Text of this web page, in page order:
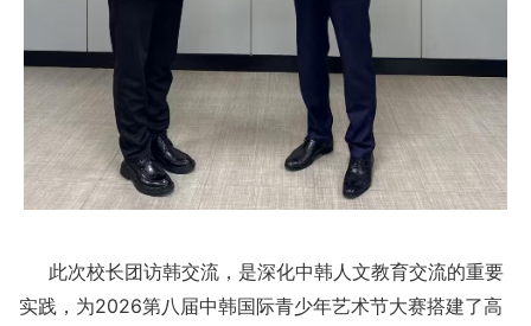
此次校长团访韩交流，是深化中韩人文教育交流的重要
实践，为2026第八届中韩国际青少年艺术节大赛搭建了高